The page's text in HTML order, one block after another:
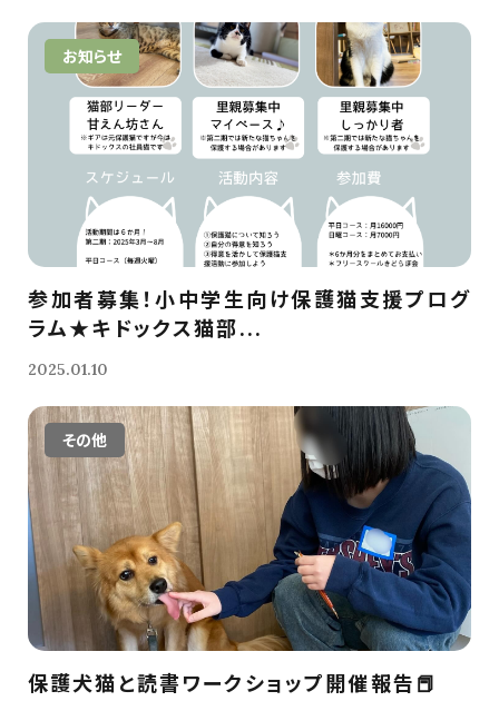
お知らせ
参加者募集！小中学生向け保護猫支援プログ
ラム★キドックス猫部...
2025.01.10
その他
保護犬猫と読書ワークショップ開催報告📕